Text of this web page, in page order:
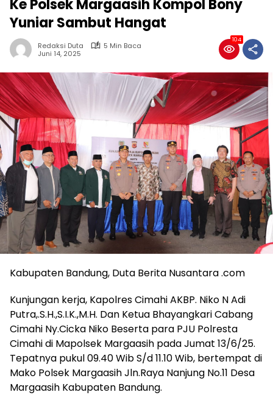
Ke Polsek Margaasih Kompol Bony
Yuniar Sambut Hangat
Redaksi Duta
5 Min Baca
Juni 14, 2025
104
Kabupaten Bandung, Duta Berita Nusantara .com
Kunjungan kerja, Kapolres Cimahi AKBP. Niko N Adi
Putra,.S.H.,S.I.K.,M.H. Dan Ketua Bhayangkari Cabang
Cimahi Ny.Cicka Niko Beserta para PJU Polresta
Cimahi di Mapolsek Margaasih pada Jumat 13/6/25.
Tepatnya pukul 09.40 Wib S/d 11.10 Wib, bertempat di
Mako Polsek Margaasih Jln.Raya Nanjung No.11 Desa
Margaasih Kabupaten Bandung.